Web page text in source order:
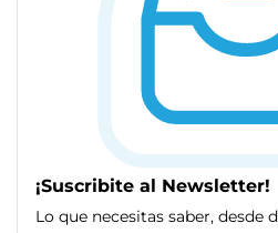
¡Suscribite al Newsletter!
Lo que necesitas saber, desde